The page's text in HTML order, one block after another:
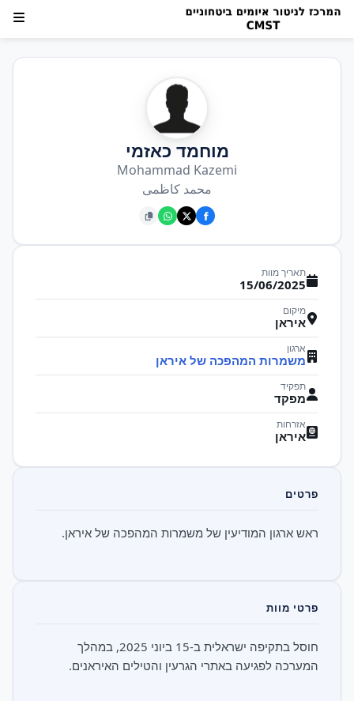
מוחמד כאזמי
Mohammad Kazemi
محمد کاظمی
תאריך מוות
15/06/2025
מיקום
איראן
ארגון
משמרות המהפכה של איראן
תפקיד
מפקד
אזרחות
איראן
פרטים
ראש ארגון המודיעין של משמרות המהפכה של איראן.
פרטי מוות
חוסל בתקיפה ישראלית ב-15 ביוני 2025, במהלך
המערכה לפגיעה באתרי הגרעין והטילים האיראנים.